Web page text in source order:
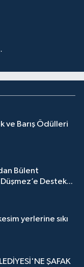
ve Barış Ödülleri
Bülent
Düşmez’e Destek...
yerlerine sıkı
ŞAFAK